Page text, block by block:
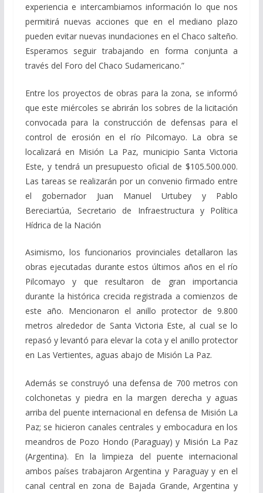
experiencia e intercambiamos información lo que nos
permitirá nuevas acciones que en el mediano plazo
pueden evitar nuevas inundaciones en el Chaco salteño.
Esperamos seguir trabajando en forma conjunta a
través del Foro del Chaco Sudamericano.”
Entre los proyectos de obras para la zona, se informó
que este miércoles se abrirán los sobres de la licitación
convocada para la construcción de defensas para el
control de erosión en el río Pilcomayo. La obra se
localizará en Misión La Paz, municipio Santa Victoria
Este, y tendrá un presupuesto oficial de $105.500.000.
Las tareas se realizarán por un convenio firmado entre
el gobernador Juan Manuel Urtubey y Pablo
Bereciartúa, Secretario de Infraestructura y Política
Hídrica de la Nación
Asimismo, los funcionarios provinciales detallaron las
obras ejecutadas durante estos últimos años en el río
Pilcomayo y que resultaron de gran importancia
durante la histórica crecida registrada a comienzos de
este año. Mencionaron el anillo protector de 9.800
metros alrededor de Santa Victoria Este, al cual se lo
repasó y levantó para elevar la cota y el anillo protector
en Las Vertientes, aguas abajo de Misión La Paz.
Además se construyó una defensa de 700 metros con
colchonetas y piedra en la margen derecha y aguas
arriba del puente internacional en defensa de Misión La
Paz; se hicieron canales centrales y embocadura en los
meandros de Pozo Hondo (Paraguay) y Misión La Paz
(Argentina). En la limpieza del puente internacional
ambos países trabajaron Argentina y Paraguay y en el
canal central en zona de Bajada Grande, Argentina y